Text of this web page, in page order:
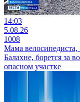
14:03
5.08.26
1008
Мама велосипедиста,
Балахне, борется за
опасном участке